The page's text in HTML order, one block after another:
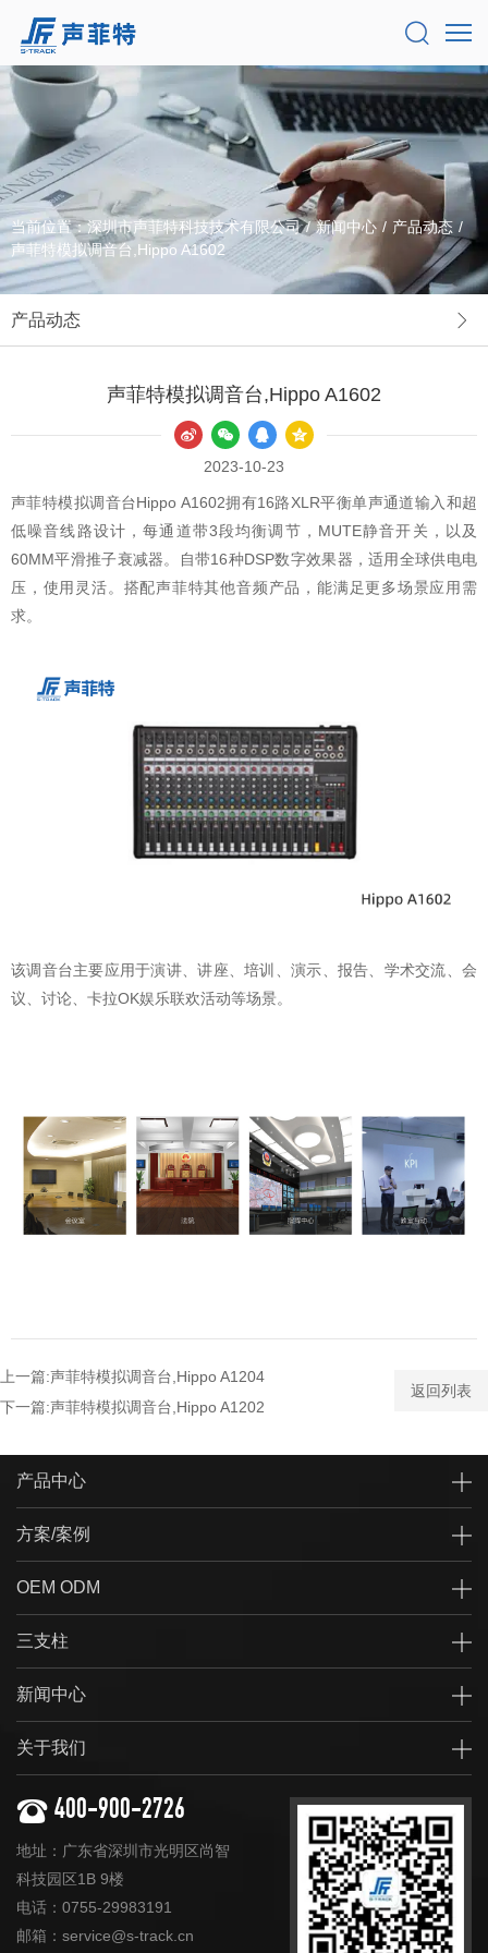
当前位置：深圳市声菲特科技技术有限公司 / 新闻中心 / 产品动态 /
声菲特模拟调音台,Hippo A1602
产品动态
声菲特模拟调音台,Hippo A1602
2023-10-23
声菲特模拟调音台Hippo A1602拥有16路XLR平衡单声通道输入和超
低噪音线路设计，每通道带3段均衡调节，MUTE静音开关，以及
60MM平滑推子衰减器。自带16种DSP数字效果器，适用全球供电电
压，使用灵活。搭配声菲特其他音频产品，能满足更多场景应用需
求。
该调音台主要应用于演讲、讲座、培训、演示、报告、学术交流、会
议、讨论、卡拉OK娱乐联欢活动等场景。
上一篇:声菲特模拟调音台,Hippo A1204
下一篇:声菲特模拟调音台,Hippo A1202
返回列表
产品中心
方案/案例
OEM ODM
三支柱
新闻中心
关于我们
400-900-2726
地址：广东省深圳市光明区尚智
科技园区1B 9楼
电话：0755-29983191
邮箱：service@s-track.cn